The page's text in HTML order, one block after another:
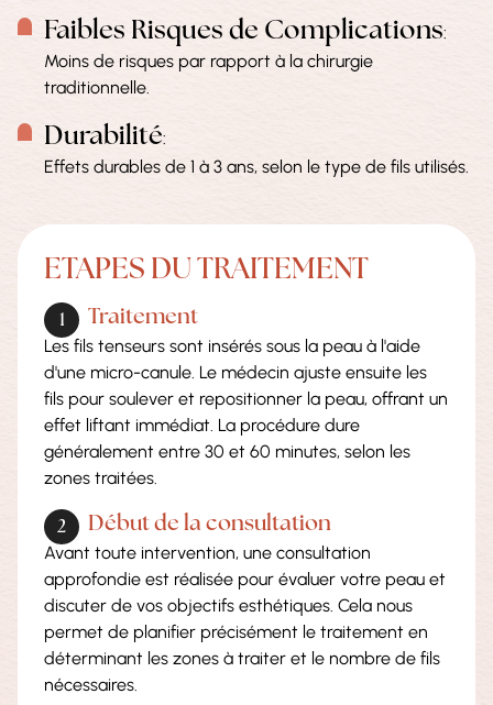
Faibles Risques de Complications:
Moins de risques par rapport à la chirurgie
traditionnelle.
Durabilité:
Effets durables de 1 à 3 ans, selon le type de fils utilisés.
ETAPES DU TRAITEMENT
Traitement
Les fils tenseurs sont insérés sous la peau à l'aide
d'une micro-canule. Le médecin ajuste ensuite les
fils pour soulever et repositionner la peau, offrant un
effet liftant immédiat. La procédure dure
généralement entre 30 et 60 minutes, selon les
zones traitées.
Début de la consultation
Avant toute intervention, une consultation
approfondie est réalisée pour évaluer votre peau et
discuter de vos objectifs esthétiques. Cela nous
permet de planifier précisément le traitement en
déterminant les zones à traiter et le nombre de fils
nécessaires.